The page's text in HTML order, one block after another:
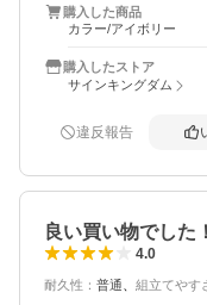
ません。
座り心地は◎ですが
思います。勢いよく
ば普通にゆっくり立
身長160cm平均体重
れるチェアがこの価
購入した商品
カラー/アイボリー
購入したストア
サインキングダム
違反報告
良い買い物でした！
4.0
耐久性 ： 普通 組立てやす